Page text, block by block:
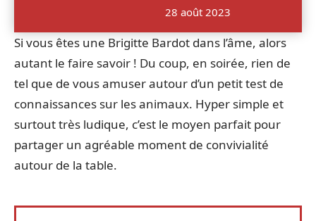
28 août 2023
Si vous êtes une Brigitte Bardot dans l’âme, alors
autant le faire savoir ! Du coup, en soirée, rien de
tel que de vous amuser autour d’un petit test de
connaissances sur les animaux. Hyper simple et
surtout très ludique, c’est le moyen parfait pour
partager un agréable moment de convivialité
autour de la table.